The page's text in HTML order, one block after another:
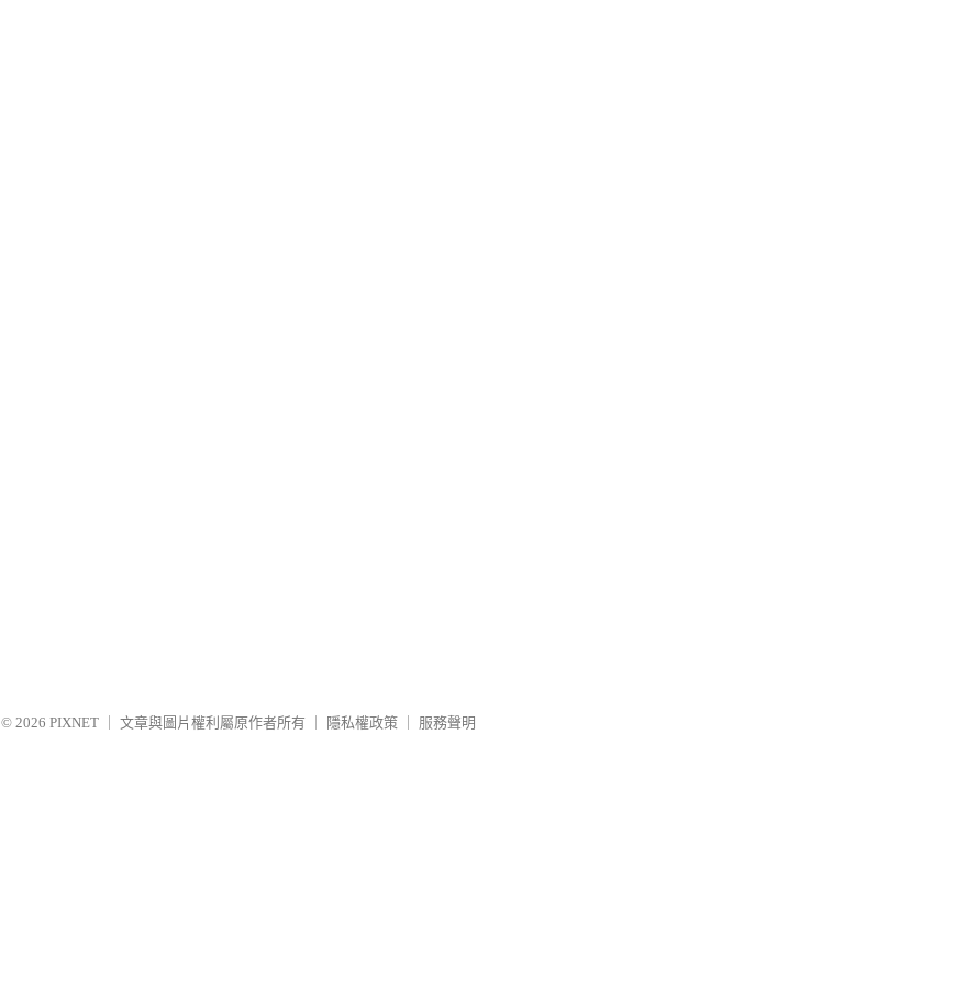
© 2026 PIXNET 文章與圖片權利屬原作者所有 隱私權政策 服務聲明